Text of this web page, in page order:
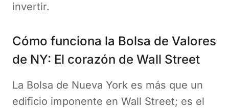
invertir.
Cómo funciona la Bolsa de Valores
de NY: El corazón de Wall Street
La Bolsa de Nueva York es más que un
edificio imponente en Wall Street; es el